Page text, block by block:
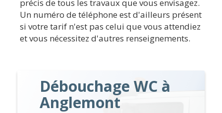
précis de tous les travaux que vous envisagez.
Un numéro de téléphone est d'ailleurs présent
si votre tarif n'est pas celui que vous attendiez
et vous nécessitez d'autres renseignements.
Débouchage WC à
Anglemont